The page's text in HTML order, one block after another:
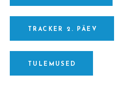
TRACKER 2. PÄEV
TULEMUSED